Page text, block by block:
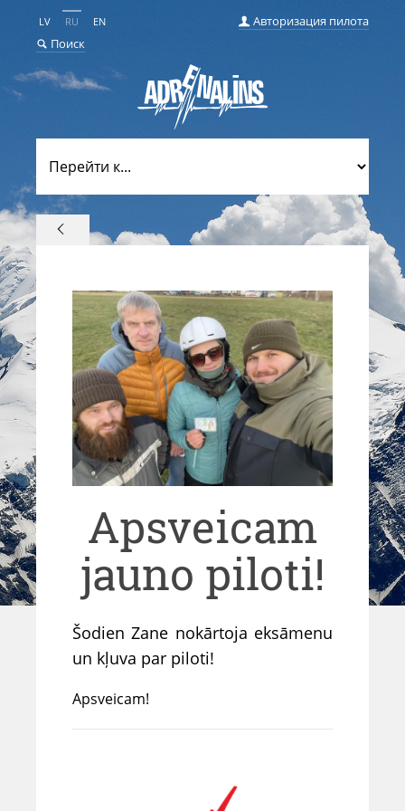
LV RU EN
Поиск
Авторизация пилота
Apsveicam
jauno piloti!
Šodien Zane nokārtoja eksāmenu
un kļuva par piloti!
Apsveicam!